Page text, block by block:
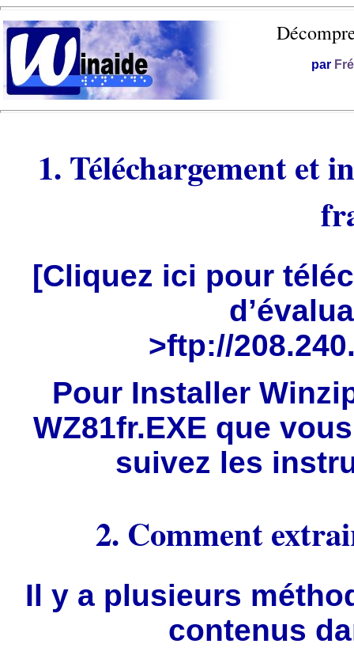
par
1. Téléchargement et
[Cliquez ici pour
>ftp://
Pour Installer
WZ81fr.EXE que
suivez les
2. Comment
Il y a plusieurs
contenus